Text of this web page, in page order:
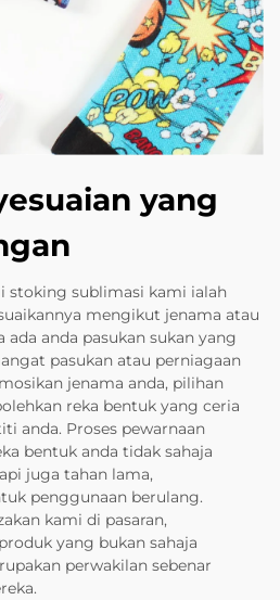
yang
stoking sublimasi kami ialah
mengikut jenama atau
ada anda pasukan sukan yang
pasukan atau perniagaan
jenama anda, pilihan
reka bentuk yang ceria
anda. Proses pewarnaan
bentuk anda tidak sahaja
juga tahan lama,
penggunaan berulang.
kami di pasaran,
yang bukan sahaja
perwakilan sebenar